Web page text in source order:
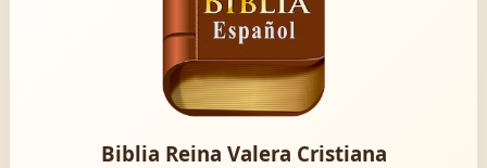
Biblia Reina Valera Cristiana